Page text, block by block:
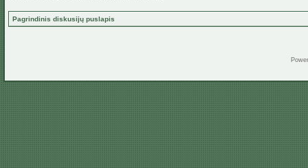
Pagrindinis diskusijų puslapis